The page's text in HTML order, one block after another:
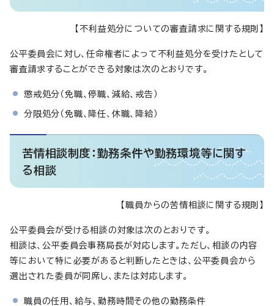
【不利益処分についての審査請求に関する規則】
公平委員会に対し、任命権者によって不利益処分を受けたとして
審査請求することができる対象は次のとおりです。
懲戒処分（免職、停職、減給、戒告）
分限処分（免職、降任、休職、降給）
苦情相談制度：勤務条件や勤務環境等に関す
る相談
【職員からの苦情相談に関する規則】
公平委員会が受ける相談の対象は次のとおりです。
相談は、公平委員会事務局長が対応します。ただし、相談の内容
等において特に必要があると判断したときは、公平委員会から
選出された委員が同席し、または対応します。
職員の任用、給与、勤務時間その他の勤務条件